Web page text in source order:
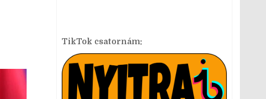
TikTok csatornám: